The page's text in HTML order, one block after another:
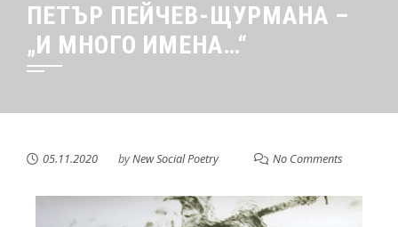
ПЕТЪР ПЕЙЧЕВ-ЩУРМАНА –
„И МНОГО ИМЕНА…“
05.11.2020 byNew Social Poetry No Comments